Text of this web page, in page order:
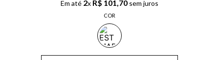
Em até 2x R$ 101,70 sem juros
COR